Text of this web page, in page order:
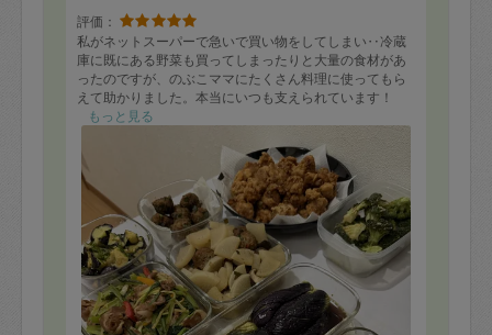
評価：
私がネットスーパーで急いで買い物をしてしまい‥冷蔵
庫に既にある野菜も買ってしまったりと大量の食材があ
ったのですが、のぶこママにたくさん料理に使ってもら
えて助かりました。本当にいつも支えられています！
もっと見る